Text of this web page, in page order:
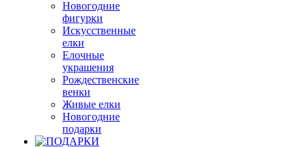
Новогодние
фигурки
Искусственные
елки
Елочные
украшения
Рождественские
венки
Живые елки
Новогодние
подарки